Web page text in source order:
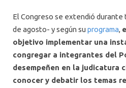
El Congreso se extendió durante
de agosto- y según su programa,
objetivo implementar una
congregar a integrantes del
desempeñen en la judicatura
conocer y debatir los temas